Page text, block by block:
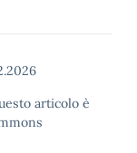
articolo è